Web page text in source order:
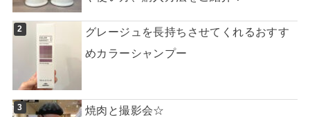
グレージュを長持ちさせてくれるおすす
めカラーシャンプー
焼肉と撮影会☆